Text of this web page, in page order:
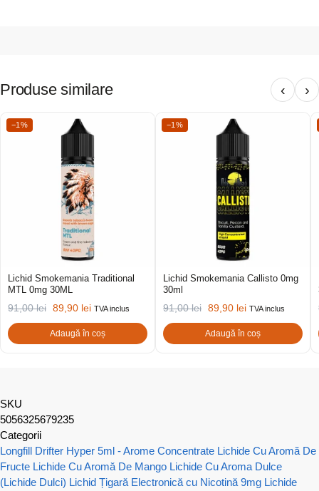
Produse similare ‹ ›
−1%
Lichid Smokemania Traditional
MTL 0mg 30ML
91,00lei 89,90 lei TVA inclus
Adaugă în coș
−1%
Lichid Smokemania Callisto 0mg
30ml
91,00lei 89,90 lei TVA inclus
Adaugă în coș
SKU
5056325679235
Categorii
Longfill Drifter Hyper 5ml - Arome Concentrate Lichide Cu Aromă De
Fructe Lichide Cu Aromă De Mango Lichide Cu Aroma Dulce
(Lichide Dulci) Lichid Țigară Electronică cu Nicotină 9mg Lichide